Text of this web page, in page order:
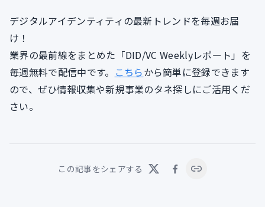
デジタルアイデンティティの最新トレンドを毎週お届
け！
業界の最前線をまとめた「DID/VC Weeklyレポート」を
毎週無料で配信中です。 こちらから簡単に登録できます
ので、ぜひ情報収集や新規事業のタネ探しにご活用くだ
さい。
この記事をシェアする